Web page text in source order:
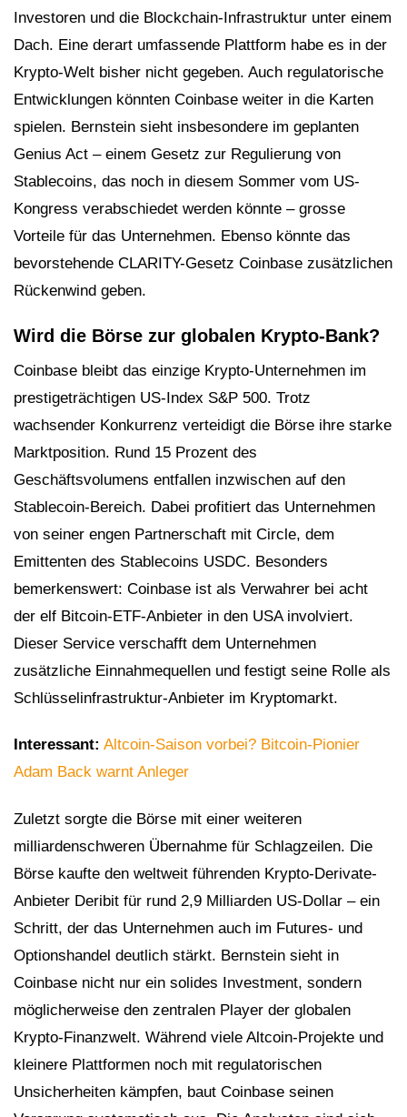
Investoren und die Blockchain-Infrastruktur unter einem
Dach. Eine derart umfassende Plattform habe es in der
Krypto-Welt bisher nicht gegeben. Auch regulatorische
Entwicklungen könnten Coinbase weiter in die Karten
spielen. Bernstein sieht insbesondere im geplanten
Genius Act – einem Gesetz zur Regulierung von
Stablecoins, das noch in diesem Sommer vom US-
Kongress verabschiedet werden könnte – grosse
Vorteile für das Unternehmen. Ebenso könnte das
bevorstehende CLARITY-Gesetz Coinbase zusätzlichen
Rückenwind geben.
Wird die Börse zur globalen Krypto-Bank?
Coinbase bleibt das einzige Krypto-Unternehmen im
prestigeträchtigen US-Index S&P 500. Trotz
wachsender Konkurrenz verteidigt die Börse ihre starke
Marktposition. Rund 15 Prozent des
Geschäftsvolumens entfallen inzwischen auf den
Stablecoin-Bereich. Dabei profitiert das Unternehmen
von seiner engen Partnerschaft mit Circle, dem
Emittenten des Stablecoins USDC. Besonders
bemerkenswert: Coinbase ist als Verwahrer bei acht
der elf Bitcoin-ETF-Anbieter in den USA involviert.
Dieser Service verschafft dem Unternehmen
zusätzliche Einnahmequellen und festigt seine Rolle als
Schlüsselinfrastruktur-Anbieter im Kryptomarkt.
Interessant: Altcoin-Saison vorbei? Bitcoin-Pionier
Adam Back warnt Anleger
Zuletzt sorgte die Börse mit einer weiteren
milliardenschweren Übernahme für Schlagzeilen. Die
Börse kaufte den weltweit führenden Krypto-Derivate-
Anbieter Deribit für rund 2,9 Milliarden US-Dollar – ein
Schritt, der das Unternehmen auch im Futures- und
Optionshandel deutlich stärkt. Bernstein sieht in
Coinbase nicht nur ein solides Investment, sondern
möglicherweise den zentralen Player der globalen
Krypto-Finanzwelt. Während viele Altcoin-Projekte und
kleinere Plattformen noch mit regulatorischen
Unsicherheiten kämpfen, baut Coinbase seinen